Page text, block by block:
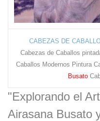
CABEZAS DE
Cabezas de Caballos
Caballos Modernos Pintura
Busato
"Explorando el
Airasana Busato